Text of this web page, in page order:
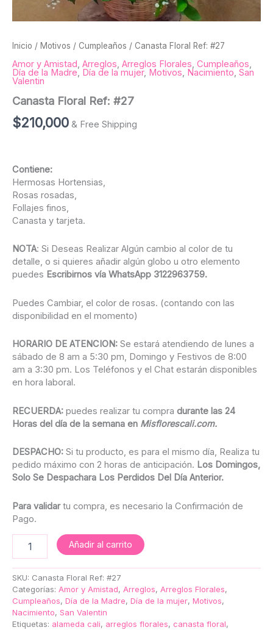
Inicio / Motivos / Cumpleaños / Canasta Floral Ref: #27
Amor y Amistad, Arreglos, Arreglos Florales, Cumpleaños,
Día de la Madre, Día de la mujer, Motivos, Nacimiento, San
Valentin
Canasta Floral Ref: #27
$210,000 & Free Shipping
Contiene:
Hermosas Hortensias,
Rosas rosadas,
Follajes finos,
Canasta y tarjeta.
NOTA: Si Deseas Realizar Algún cambio al color de tu
detalle, o si quieres añadir algún globo u otro elemento
puedes Escribirnos vía WhatsApp 3122963759.
Puedes Cambiar, el color de rosas. (contando con las
disponibilidad en el momento)
HORARIO DE ATENCION: Se estará atendiendo de lunes a
sábado de 8 am a 5:30 pm, Domingo y Festivos de 8:00
am a 3:30 pm. Los Teléfonos y el Chat estarán disponibles
en hora laboral.
RECUERDA: puedes realizar tu compra durante las 24
Horas del día de la semana en Misflorescali.com.
DESPACHO: Si tu producto, es para el mismo día, Realiza tu
pedido máximo con 2 horas de anticipación. Los Domingos,
Solo Se Despachara Los Perdidos Del Día Anterior.
Para validartu compra, es necesario la Confirmación de
Pago.
Añadir al carrito
SKU: Canasta Floral Ref: #27
Categorías: Amor y Amistad, Arreglos, Arreglos Florales,
Cumpleaños, Día de la Madre, Día de la mujer, Motivos,
Nacimiento, San Valentin
Etiquetas: alameda cali, arreglos florales, canasta floral,